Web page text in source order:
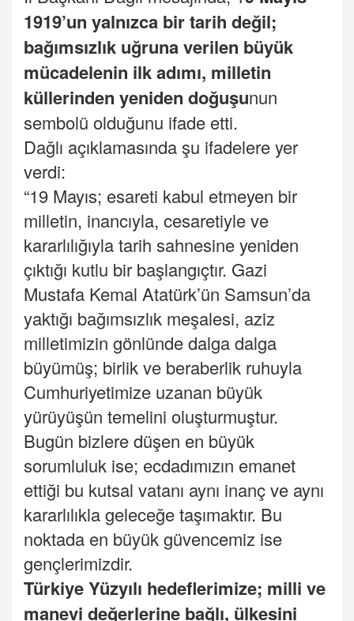
1919’un yalnızca bir tarih değil;
bağımsızlık uğruna verilen büyük
mücadelenin ilk adımı, milletin
küllerinden yeniden doğuşunun
sembolü olduğunu ifade etti.
Dağlı açıklamasında şu ifadelere yer
verdi:
“19 Mayıs; esareti kabul etmeyen bir
milletin, inancıyla, cesaretiyle ve
kararlılığıyla tarih sahnesine yeniden
çıktığı kutlu bir başlangıçtır. Gazi
Mustafa Kemal Atatürk’ün Samsun’da
yaktığı bağımsızlık meşalesi, aziz
milletimizin gönlünde dalga dalga
büyümüş; birlik ve beraberlik ruhuyla
Cumhuriyetimize uzanan büyük
yürüyüşün temelini oluşturmuştur.
Bugün bizlere düşen en büyük
sorumluluk ise; ecdadımızın emanet
ettiği bu kutsal vatanı aynı inanç ve aynı
kararlılıkla geleceğe taşımaktır. Bu
noktada en büyük güvencemiz ise
gençlerimizdir.
Türkiye Yüzyılı hedeflerimize; milli ve
manevi değerlerine bağlı, ülkesini